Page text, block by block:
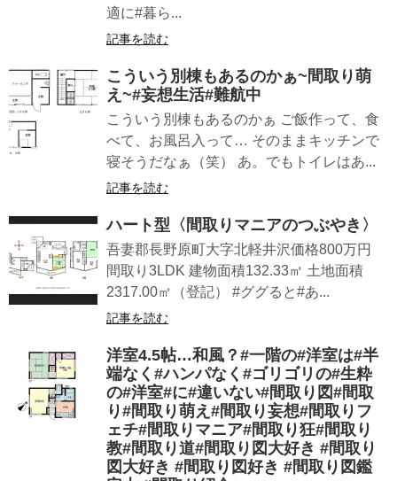
適に#暮ら...
記事を読む
こういう別棟もあるのかぁ~間取り萌
え~#妄想生活#難航中
こういう別棟もあるのかぁ ご飯作って、食
べて、お風呂入って… そのままキッチンで
寝そうだなぁ（笑） あ。でもトイレはあ...
記事を読む
ハート型︎〈間取りマニアのつぶやき〉
吾妻郡長野原町大字北軽井沢価格800万円
間取り3LDK 建物面積132.33㎡ 土地面積
2317.00㎡（登記） #ググると#あ...
記事を読む
洋室4.5帖…和風？#一階の#洋室は#半
端なく#ハンパなく#ゴリゴリの#生粋
の#洋室#に#違いない#間取り図#間取
り#間取り萌え#間取り妄想#間取りフ
ェチ#間取りマニア#間取り狂#間取り
教#間取り道#間取り図大好き #間取り
図大好き #間取り図好き #間取り図鑑